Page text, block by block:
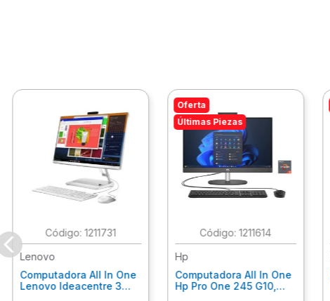
:1211731
Lenovo
Computadora All In One
Lenovo Ideacentre 3
Oferta
Últimas Piezas
:1211614
Hp
Computadora All In One
Hp Pro One 245 G10,